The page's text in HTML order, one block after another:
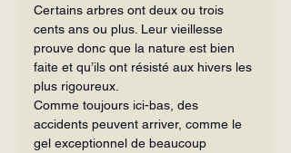
Certains arbres ont deux ou trois
cents ans ou plus. Leur vieillesse
prouve donc que la nature est bien
faite et qu’ils ont résisté aux hivers les
plus rigoureux.
Comme toujours ici-bas, des
accidents peuvent arriver, comme le
gel excep­tionnel de beaucoup